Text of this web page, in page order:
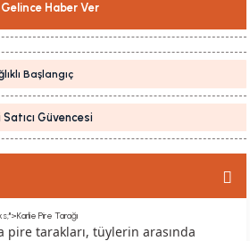
Gelince Haber Ver
Başlangıç
Güvencesi
Pire Tarağı
pire tarakları, tüylerin arasında